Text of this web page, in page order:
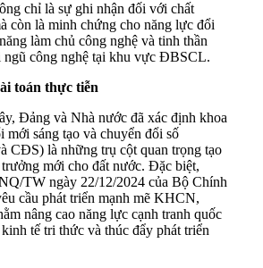
chỉ là sự ghi nhận đối với chất
còn là minh chứng cho năng lực đổi
làm chủ công nghệ và tinh thần
ngũ công nghệ tại khu vực ĐBSCL.
toán thực tiễn
Đảng và Nhà nước đã xác định khoa
mới sáng tạo và chuyển đổi số
là những trụ cột quan trọng tạo
mới cho đất nước. Đặc biệt,
TW ngày 22/12/2024 của Bộ Chính
cầu phát triển mạnh mẽ KHCN,
nâng cao năng lực cạnh tranh quốc
tế tri thức và thúc đẩy phát triển